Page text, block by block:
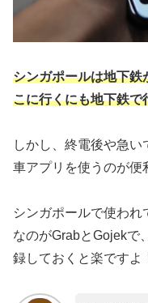
シンガポールは地下鉄
こに行くにも地下鉄で
しかし、終電後や急
車アプリを使うのが便
シンガポールで使わ
なのがGrabとGojekで
録しておくと楽ですよ